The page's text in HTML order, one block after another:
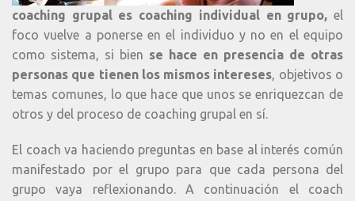
coaching grupal es coaching individual en grupo, el
foco vuelve a ponerse en el individuo y no en el equipo
como sistema, si bien se hace en presencia de otras
personas que tienen los mismos intereses, objetivos o
temas comunes, lo que hace que unos se enriquezcan de
otros y del proceso de coaching grupal en sí.
El coach va haciendo preguntas en base al interés común
manifestado por el grupo para que cada persona del
grupo vaya reflexionando. A continuación el coach